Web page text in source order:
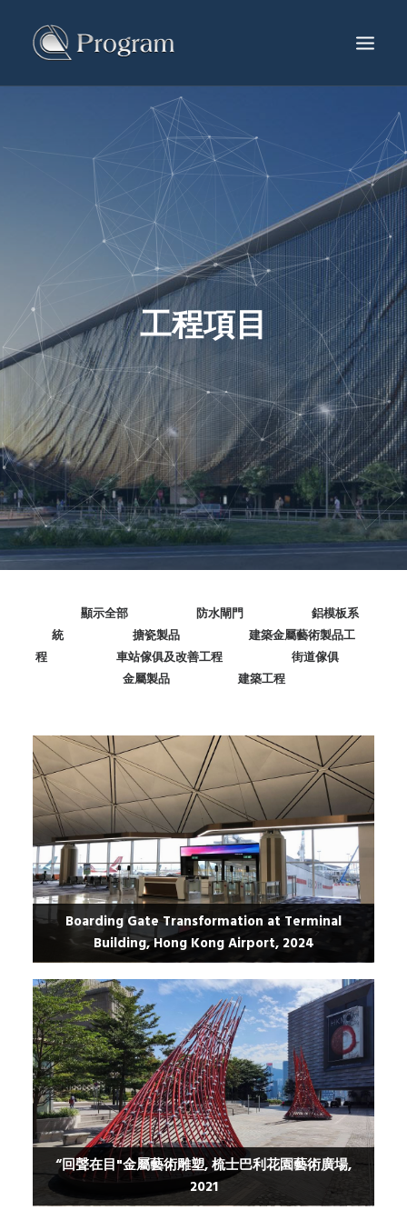
聯絡我們
繁體
ENG
简体
SEARCH
工程項目
顯示全部 防水閘門
鋁模板系
統
搪瓷製品
建築金屬藝術製品工
程
車站傢俱及改善工程
街道傢俱
金屬製品
建築工程
Boarding Gate Transformation at Terminal
Building, Hong Kong Airport, 2024
“回聲在目"金屬藝術雕塑, 梳士巴利花園藝術廣場,
2021